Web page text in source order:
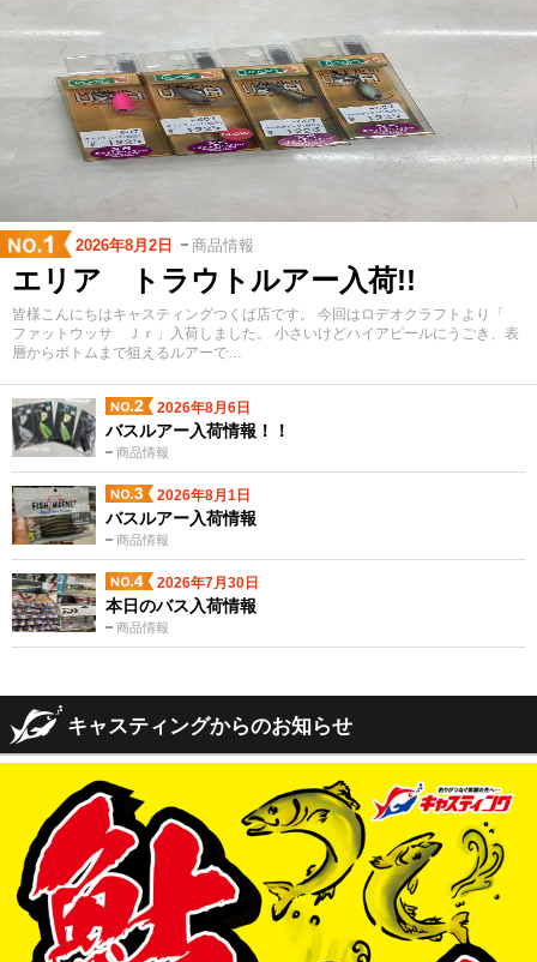
2026年8月2日 商品情報
エリア トラウトルアー入荷!!
皆様こんにちはキャスティングつくば店です。 今回はロデオクラフトより「
ファットウッサ Ｊｒ」入荷しました。 小さいけどハイアピールにうごき、表
層からボトムまで狙えるルアーで…
2026年8月6日
商品情報
バスルアー入荷情報！！
2026年8月1日
商品情報
バスルアー入荷情報
2026年7月30日
商品情報
本日のバス入荷情報
キャスティングからのお知らせ